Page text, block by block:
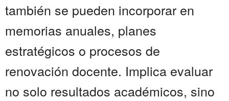
también se pueden incorporar en
memorias anuales, planes
estratégicos o procesos de
renovación docente. Implica evaluar
no solo resultados académicos, sino